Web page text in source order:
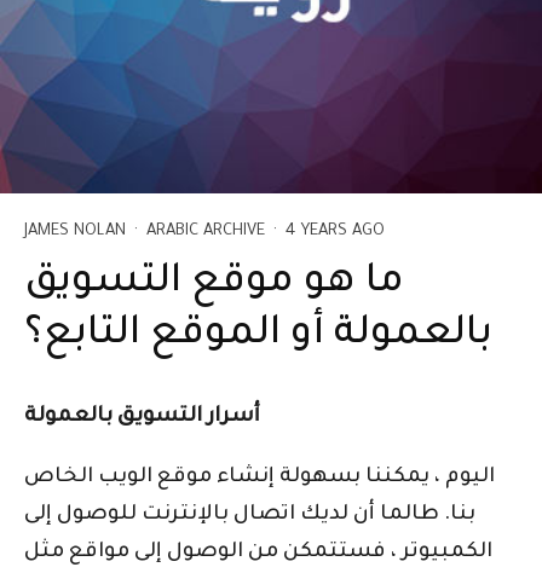
JAMES NOLAN · ARABIC ARCHIVE · 4 YEARS AGO
ما هو موقع التسويق
بالعمولة أو الموقع التابع؟
أسرار التسويق بالعمولة
اليوم ، يمكننا بسهولة إنشاء موقع الويب الخاص
بنا. طالما أن لديك اتصال بالإنترنت للوصول إلى
الكمبيوتر ، فستتمكن من الوصول إلى مواقع مثل